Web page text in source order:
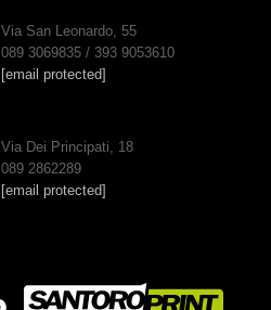
Via San Leonardo, 55
089 3069835 / 393 9053610
[email protected]
Via Dei Principati, 18
089 2862289
[email protected]